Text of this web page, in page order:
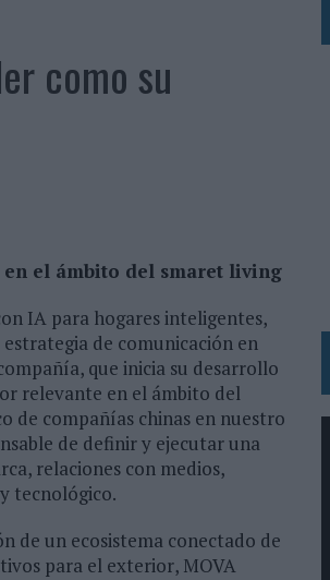
IBIZA
COMO DISPOSITIVO MÁS UTILIZADO
Y SOLERO
EN ACTIVOS CULTURALES Y ECONÓMICOS
CON LOS MEDIOS
MEDICIÓN SON DOS CARAS DE LA MISMA
como su
el ámbito del smaret living
IA para hogares inteligentes,
de comunicación en
que inicia su desarrollo
relevante en el ámbito del
de compañías chinas en nuestro
de definir y ejecutar una
relaciones con medios,
tecnológico.
de un ecosistema conectado de
para el exterior, MOVA